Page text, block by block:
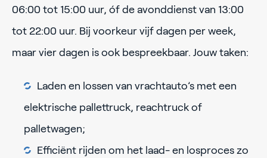
06:00 tot 15:00 uur, óf de avonddienst van 13:00
tot 22:00 uur. Bij voorkeur vijf dagen per week,
maar vier dagen is ook bespreekbaar. Jouw taken:
Laden en lossen van vrachtauto’s met een
elektrische pallettruck, reachtruck of
palletwagen;
Efficiënt rijden om het laad- en losproces zo